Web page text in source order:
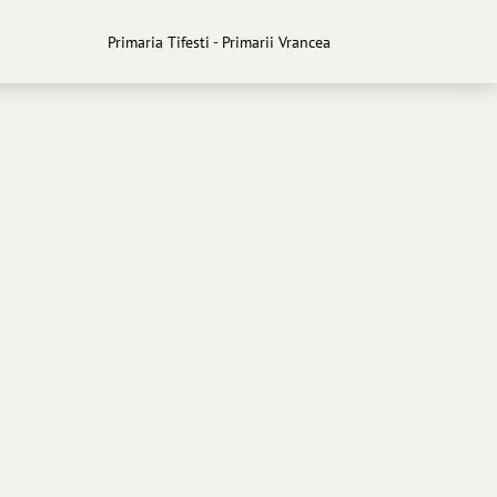
Primaria Tifesti - Primarii Vrancea